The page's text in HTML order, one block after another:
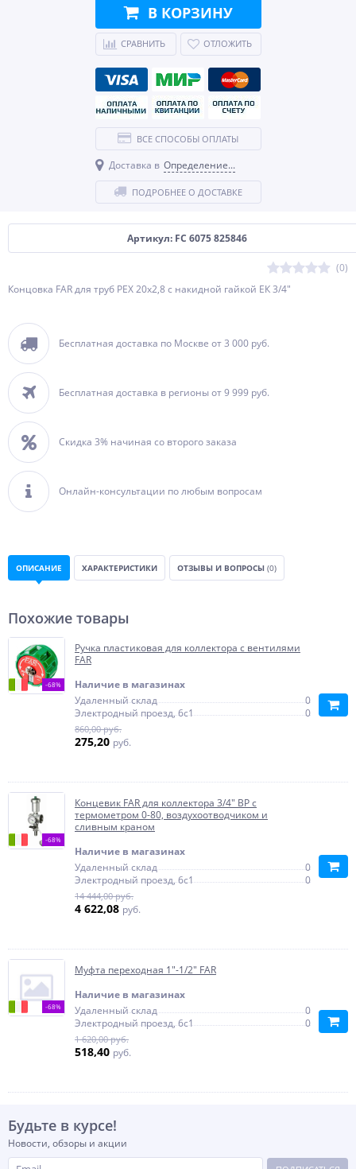
Артикул: FC 6075 825846
(0)
Концовка FAR для труб PEX 20х2,8 с накидной гайкой ЕК 3/4"
Бесплатная доставка по Москве от 3 000 руб.
Бесплатная доставка в регионы от 9 999 руб.
Скидка 3% начиная со второго заказа
Онлайн-консультации по любым вопросам
В КОРЗИНУ
СРАВНИТЬ ОТЛОЖИТЬ
ВСЕ СПОСОБЫ ОПЛАТЫ
Доставка в Определение...
ПОДРОБНЕЕ О ДОСТАВКЕ
ОПИСАНИЕ ХАРАКТЕРИСТИКИ ОТЗЫВЫ И ВОПРОСЫ (0)
Похожие товары
-68%
Ручка пластиковая для коллектора с вентилями
FAR
Наличие в магазинах
Удаленный склад
0
Электродный проезд, 6с1
0
860,00 руб.
275,20 руб.
-68%
Концевик FAR для коллектора 3/4" ВР с
термометром 0-80, воздухоотводчиком и
сливным краном
Наличие в магазинах
Удаленный склад
0
Электродный проезд, 6с1
0
14 444,00 руб.
4 622,08 руб.
-68%
Муфта переходная 1"-1/2" FAR
Наличие в магазинах
Удаленный склад
0
Электродный проезд, 6с1
0
1 620,00 руб.
518,40 руб.
Будьте в курсе!
Новости, обзоры и акции